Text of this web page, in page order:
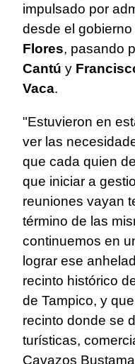
impulsado por
desde el gobierno
Flores, pasando
Cantú y
Vaca.
"Estuvieron en
ver las
que cada quien
que iniciar a
reuniones vayan
término de las
continuemos en
lograr ese
recinto histórico
de Tampico, y
recinto donde se
turísticas,
Cavazos